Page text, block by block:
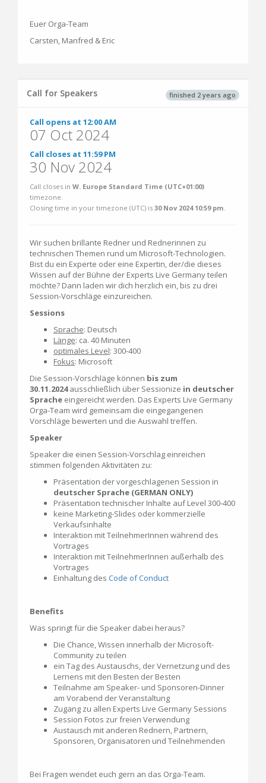
Euer Orga-Team
Carsten, Manfred & Eric
finished 2 years ago
Call for Speakers
Call opens at 12:00 AM
07 Oct 2024
Call closes at 11:59 PM
30 Nov 2024
Call closes in W. Europe Standard Time (UTC+01:00)
timezone.
Closing time in your timezone (UTC) is 30 Nov 2024 10:59 pm.
Wir suchen brillante Redner und Rednerinnen zu
technischen Themen rund um Microsoft-Technologien.
Bist du ein Experte oder eine Expertin, der/die dieses
Wissen auf der Bühne der Experts Live Germany teilen
möchte? Dann laden wir dich herzlich ein, bis zu drei
Session-Vorschläge einzureichen.
Sessions
Sprache: Deutsch
Länge: ca. 40 Minuten
optimales Level: 300-400
Fokus: Microsoft
Die Session-Vorschläge können bis zum
30.11.2024ausschließlich über Sessionize in deutscher
Sprache eingereicht werden. Das Experts Live Germany
Orga-Team wird gemeinsam die eingegangenen
Vorschläge bewerten und die Auswahl treffen.
Speaker
Speaker die einen Session-Vorschlag einreichen
stimmen folgenden Aktivitäten zu:
Präsentation der vorgeschlagenen Session in
deutscher Sprache (GERMAN ONLY)
Präsentation technischer Inhalte auf Level 300-400
keine Marketing-Slides oder kommerzielle
Verkaufsinhalte
Interaktion mit TeilnehmerInnen während des
Vortrages
Interaktion mit TeilnehmerInnen außerhalb des
Vortrages
Einhaltung des Code of Conduct
Benefits
Was springt für die Speaker dabei heraus?
Die Chance, Wissen innerhalb der Microsoft-
Community zu teilen
ein Tag des Austauschs, der Vernetzung und des
Lernens mit den Besten der Besten
Teilnahme am Speaker- und Sponsoren-Dinner
am Vorabend der Veranstaltung
Zugang zu allen Experts Live Germany Sessions
Session Fotos zur freien Verwendung
Austausch mit anderen Rednern, Partnern,
Sponsoren, Organisatoren und Teilnehmenden
Bei Fragen wendet euch gern an das Orga-Team.